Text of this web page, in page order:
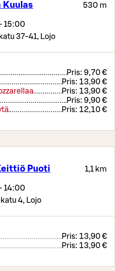
Kuulas 530 m
15:00
37-41, Lojo
Pris: 9,70 €
Pris: 13,90 €
Pris: 13,90 €
Pris: 9,90 €
Pris: 12,10 €
Puoti 1,1 km
14:00
4, Lojo
Pris: 13,90 €
Pris: 13,90 €